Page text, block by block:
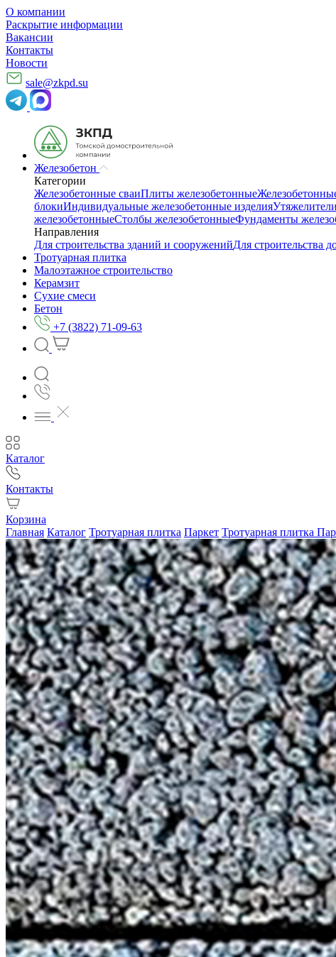
О компании
Раскрытие информации
Вакансии
Контакты
Новости
sale@zkpd.su
Железобетон
Категории
Железобетонные сваиПлиты железобетонные
блокиИндивидуальные железобетонные изделия
железобетонныеСтолбы железобетонныеФундаменты
Направления
Для строительства зданий и сооруженийДля строительства
Тротуарная плитка
Малоэтажное строительство
Керамзит
Сухие смеси
Бетон
+7 (3822) 71-09-63
Каталог
Контакты
Корзина
Главная Каталог Тротуарная плитка Паркет Тротуарная плитка